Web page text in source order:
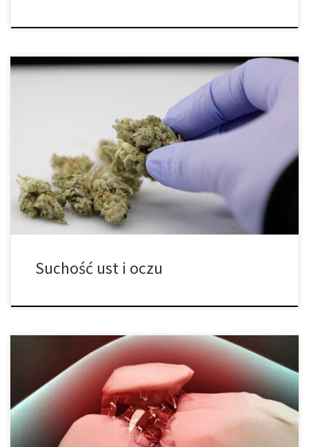
Jeśli kiedykolwiek paliłeś cannabis, założymy się, że również
przez to przechodziłeś. Cotton – mouth znane jest w całej
społeczności cannabis. Zjawisko jest tak bardzo powszechne, że
niektórzy przedsiębiorcy opracowali produkty takie jak Cotton
Mouth Candy, aby mu zapobiec. Niestety, cotton – mouth nigdzie
się nie wybiera
W naszych ustach […]
Suchość ust i oczu
Kiedy palisz, wdychasz lub jesz marihuanę, konsumujesz dwa
potężne składniki. Te dwa składniki znane są jako CBD
(kannabidiol) oraz THC (tetrahydrokannabinol). W zależności od
odmiany marihuany proporcje tych dwóch składników mogą się